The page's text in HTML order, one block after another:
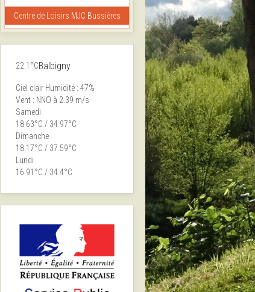
Centre de Loisirs MJC Bussières
22.1°CBalbigny
Ciel clair Humidité : 47%
Vent : NNO à 2.39 m/s
Samedi
18.63°C / 34.97°C
Dimanche
18.17°C / 37.59°C
Lundi
16.91°C / 34.4°C